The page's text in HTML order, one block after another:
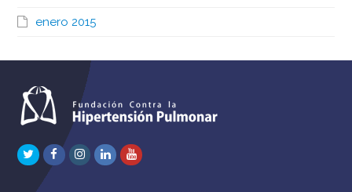
enero 2015
TwitterFacebook
Instagram
LinkedInYoutube